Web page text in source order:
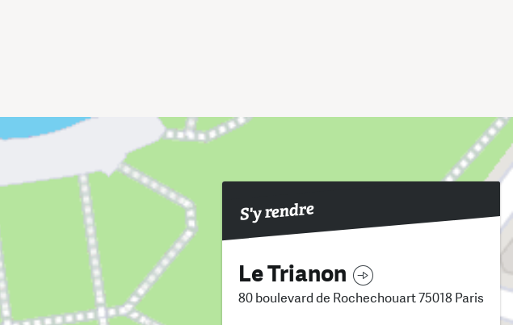
S'y rendre
Le Trianon
80 boulevard de Rochechouart 75018 Paris